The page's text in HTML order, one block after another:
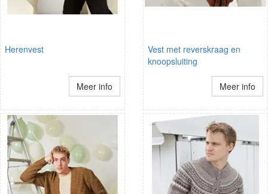
Herenvest
Meer info
Vest met reverskraag en
knoopsluiting
Meer info